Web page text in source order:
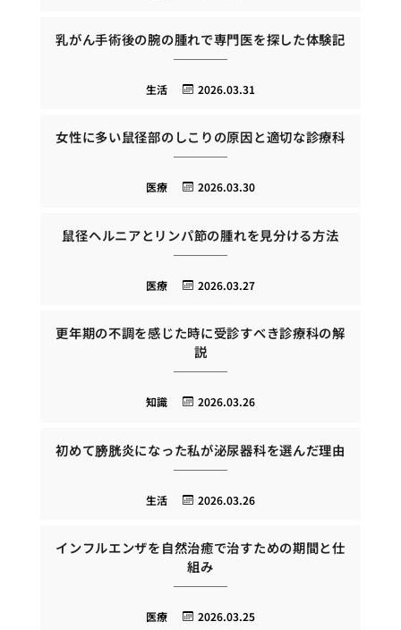
乳がん手術後の腕の腫れで専門医を探した体験記
2026.03.31
生活
女性に多い鼠径部のしこりの原因と適切な診療科
2026.03.30
医療
鼠径ヘルニアとリンパ節の腫れを見分ける方法
2026.03.27
医療
更年期の不調を感じた時に受診すべき診療科の解
説
2026.03.26
知識
初めて膀胱炎になった私が泌尿器科を選んだ理由
2026.03.26
生活
インフルエンザを自然治癒で治すための期間と仕
組み
2026.03.25
医療